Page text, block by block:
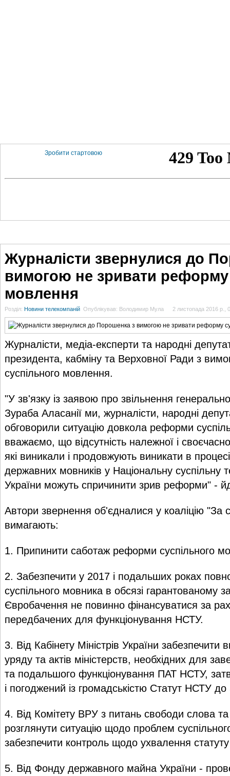
Зробити стартовою
Журналісти звернулися до
вимогою не зривати реформу
мовлення
Розділ: Новини телекомпаній Опублікував: Володимир Мула 2 листопада 2016 р.,
Журналісти, медіа-експерти та народні
президента, кабміну та Верховної Ради з
суспільного мовлення.
"У зв'язку із заявою про звільнення
Зураба Аласанії ми, журналісти, народні
обговорили ситуацію довкола реформи
вважаємо, що відсутність належної і
які виникали і продовжують виникати в
державних мовників у Національну суспільну
України можуть спричинити зрив реформи" -
Автори звернення об'єдналися у коаліцію "За
вимагають:
1. Припинити саботаж реформи суспільного
2. Забезпечити у 2017 і подальших роках
суспільного мовника в обсязі гарантованому
Євробачення не повинно фінансуватися за
передбачених для функціонування НСТУ.
3. Від Кабінету Міністрів України забезпечити
уряду та актів міністерств, необхідних для
та подальшого функціонування ПАТ НСТУ,
і погоджений із громадськістю Статут НСТУ
4. Від Комітету ВРУ з питань свободи слова та
розглянути ситуацію щодо проблем
забезпечити контроль щодо ухвалення
5. Від Фонду державного майна України -